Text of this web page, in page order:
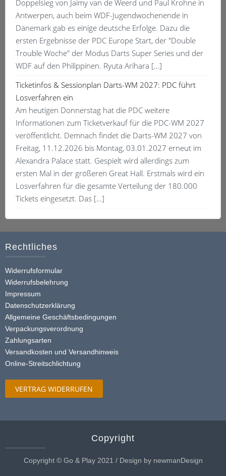
Doppelsieg von Jaimy van de Weerd und Paul Krohne in
Antwerpen, auch beim WDF-Jugendwochenende in
Dänemark gab es einige deutsche Erfolge. Dazu die
ersten Ergebnisse der PDC Europe Start, der "Double
Trouble Woche" der Modus Darts Super Series und der
WDF auf den Philippinen. Ryuta Arihara […]
Ticketinfos & Sessionplan Darts-WM 2027: PDC führt
Losverfahren ein
Am heutigen Donnerstag hat die PDC weitere
Informationen zum Ticketverkauf für die PDC-WM 2027
veröffentlicht. Demnach findet die Darts-WM 2027 von
Freitag, 11.12.2026 bis Montag, 03.01.2027 erneut im
Alexandra Palace statt. Gespielt wird allerdings zum
ersten Mal in der größeren Great Hall. Erstmals wird ein
Losverfahren für die gesamte Verteilung der 180.000
Tickets eingesetzt. Das […]
Rechtliches
Widerrufsformular
Widerrufsbelehrung
Impressum
Datenschutzerklärung
Allgemeine Geschäftsbedingungen
Verpackungsverordnung
Zahlungsarten
Versandkosten und Versandhinweis
Online-Streitschlichtung
VERTRAG WIDERRUFEN
Copyright
Copyright © Go & Play 2021 / Design by newmanDesign